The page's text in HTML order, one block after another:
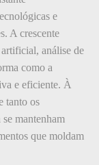
e
A crescente
análise de
como a
e eficiente. À
tanto os
mantenham
que moldam